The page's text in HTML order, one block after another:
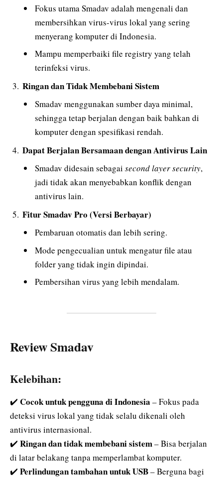
Fokus utama Smadav adalah mengenali dan
membersihkan virus-virus lokal yang sering
menyerang komputer di Indonesia.
Mampu memperbaiki file registry yang telah
terinfeksi virus.
Ringan dan Tidak Membebani Sistem
Smadav menggunakan sumber daya minimal,
sehingga tetap berjalan dengan baik bahkan di
komputer dengan spesifikasi rendah.
Dapat Berjalan Bersamaan dengan Antivirus Lain
Smadav didesain sebagai second layer security,
jadi tidak akan menyebabkan konflik dengan
antivirus lain.
Fitur Smadav Pro (Versi Berbayar)
Pembaruan otomatis dan lebih sering.
Mode pengecualian untuk mengatur file atau
folder yang tidak ingin dipindai.
Pembersihan virus yang lebih mendalam.
Review Smadav
Kelebihan:
✔️ Cocok untuk pengguna di Indonesia – Fokus pada
deteksi virus lokal yang tidak selalu dikenali oleh
antivirus internasional.
✔️ Ringan dan tidak membebani sistem– Bisa berjalan
di latar belakang tanpa memperlambat komputer.
✔️ Perlindungan tambahan untuk USB– Berguna bagi